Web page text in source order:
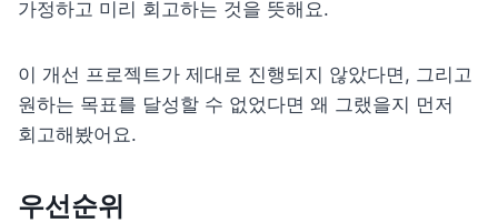
가정하고 미리 회고하는 것을 뜻해요.
이 개선 프로젝트가 제대로 진행되지 않았다면, 그리고
원하는 목표를 달성할 수 없었다면 왜 그랬을지 먼저
회고해봤어요.
우선순위